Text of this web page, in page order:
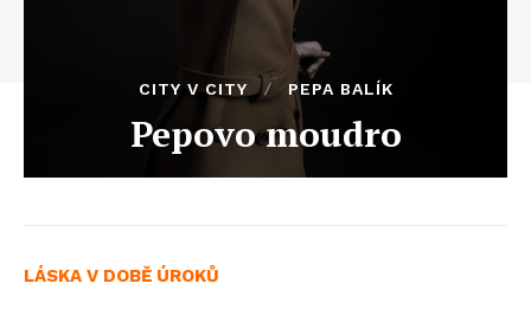
CITY V CITY PEPA BALÍK
Pepovo moudro
LÁSKA V DOBĚ ÚROKŮ